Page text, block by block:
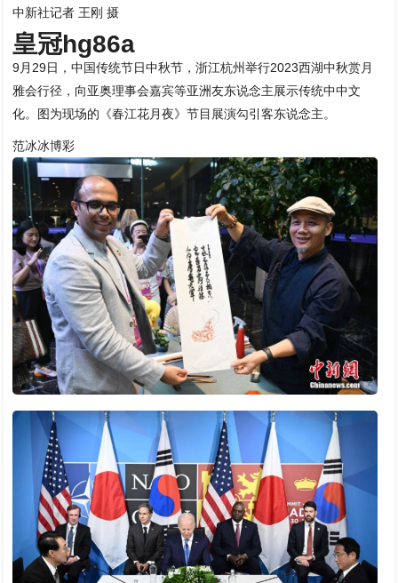
中新社记者 王刚 摄
皇冠hg86a
9月29日，中国传统节日中秋节，浙江杭州举行2023西湖中秋赏月
雅会行径，向亚奥理事会嘉宾等亚洲友东说念主展示传统中中文
化。图为现场的《春江花月夜》节目展演勾引客东说念主。
范冰冰博彩